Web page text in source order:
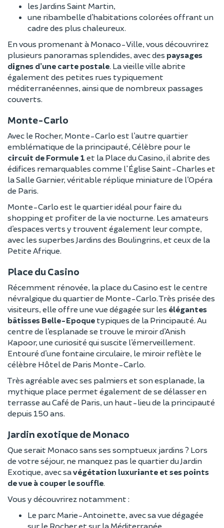
les Jardins Saint Martin,
une ribambelle d’habitations colorées offrant un
cadre des plus chaleureux.
En vous promenant à Monaco-Ville, vous découvrirez
plusieurs panoramas splendides, avec des paysages
dignes d’une carte postale . La vieille ville abrite
également des petites rues typiquement
méditerranéennes, ainsi que de nombreux passages
couverts.
Monte-Carlo
Avec le Rocher, Monte-Carlo est l’autre quartier
emblématique de la principauté, Célèbre pour le
circuit de Formule 1 et la Place du Casino, il abrite des
édifices remarquables comme l'Église Saint-Charles et
la Salle Garnier, véritable réplique miniature de l’Opéra
de Paris.
Monte-Carlo est le quartier idéal pour faire du
shopping et profiter de la vie nocturne. Les amateurs
d’espaces verts y trouvent également leur compte,
avec les superbes Jardins des Boulingrins, et ceux de la
Petite Afrique.
Place du Casino
Récemment rénovée, la place du Casino est le centre
névralgique du quartier de Monte-Carlo. Très prisée des
visiteurs, elle offre une vue dégagée sur les élégantes
bâtisses Belle-Epoque typiques de la Principauté. Au
centre de l’esplanade se trouve le miroir d’Anish
Kapoor, une curiosité qui suscite l’émerveillement.
Entouré d’une fontaine circulaire, le miroir reflète le
célèbre Hôtel de Paris Monte-Carlo.
Très agréable avec ses palmiers et son esplanade, la
mythique place permet également de se délasser en
terrasse au Café de Paris, un haut-lieu de la principauté
depuis 150 ans.
Jardin exotique de Monaco
Que serait Monaco sans ses somptueux jardins ? Lors
de votre séjour, ne manquez pas le quartier du Jardin
Exotique, avec savégétation luxuriante et ses points
de vue à couper le souffle
Vous y découvrirez notamment :
Le parc Marie-Antoinette, avec sa vue dégagée
sur le Rocher et sur la Méditerranée